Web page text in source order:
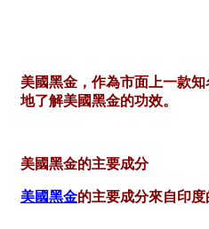
美國黑金，作為市面上一款
地了解美國黑金的功效。
美國黑金的主要成分
美國黑金的主要成分來自印